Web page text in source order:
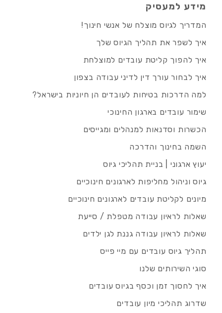
מידע למעסיק
המדריך לגיוס מוצלח של אנשי חינוך!
איך לשפר את תהליך הגיוס שלך
איך להפוך קליטת עובדים למוצלחת
איך לבחור עורך דין לדיני עבודה בצפון
למה הדרכות בטיחות לעובדים הן חיוניות בישראל?
שימור עובדים בארגון החינוכי
הכשרות וסדנאות למנהלים ומגייסים
השמה בחינוך והדרכה
יעוץ ארגוני | בניית תהליכי גיוס
גיוס וניהול מחליפות לארגונים חינוכיים
מיונים לקליטת עובדים לארגונים חינוכיים
שאלות לראיון עבודה מטפלת / סייעת
שאלות לראיון עבודה גננת לגן ילדים
תהליך גיוס עובדים עם מיי פייס
סוגי השירותים שלנו
איך לחסוך זמן וכסף בגיוס עובדים
שדרוג תהליכי מיון עובדים